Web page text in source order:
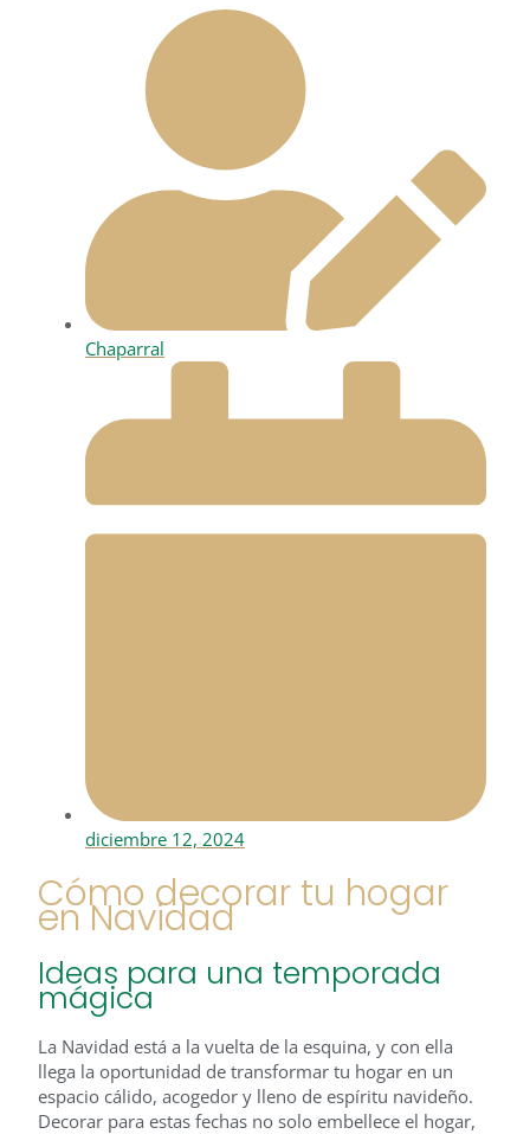
Chaparral
diciembre 12, 2024
Cómo decorar tu hogar
en Navidad
Ideas para una temporada
mágica
La Navidad está a la vuelta de la esquina, y con ella
llega la oportunidad de transformar tu hogar en un
espacio cálido, acogedor y lleno de espíritu navideño.
Decorar para estas fechas no solo embellece el hogar,